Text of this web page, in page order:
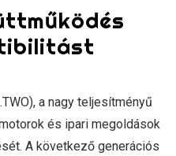
a nagy teljesítményű
és ipari megoldások
A következő generációs